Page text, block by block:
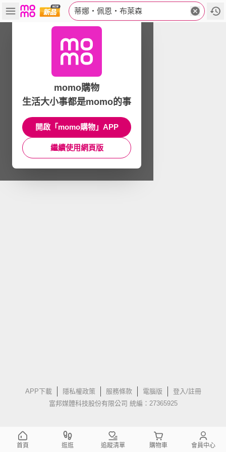
蒂娜‧佩恩‧布萊森
APP下載 隱私權政策 服務條款 電腦版
登入/註冊
富邦媒體科技股份有限公司 統編：27365925
momo購物
生活大小事都是momo的事
開啟「momo購物」APP
繼續使用網頁版
首頁 逛逛 追蹤清單 購物車 會員中心